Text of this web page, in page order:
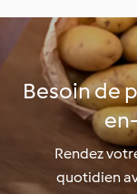
Besoin de
Rendez
quotidien